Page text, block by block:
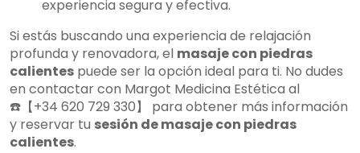
calientes?
¿Cuánto cuesta un masaje con
piedras calientes?
experiencia segura y efectiva.
Si estás buscando una experiencia de relajación
profunda y renovadora, el masaje con piedras
calientes puede ser la opción ideal para ti. No dudes
en contactar con Margot Medicina Estética al
☎️【+34 620 729 330】 para obtener más información
y reservar tu sesión de masaje con piedras
calientes.